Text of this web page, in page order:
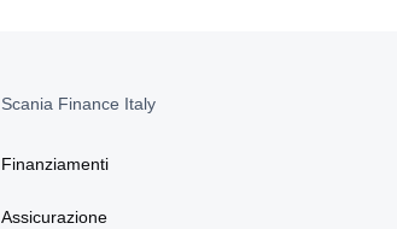
Scania Finance Italy
Finanziamenti
Assicurazione